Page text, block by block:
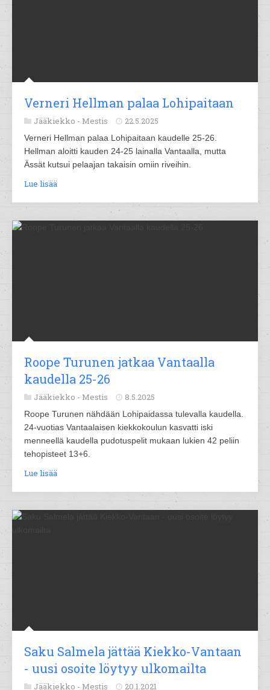
Verneri Hellman palaa Lohipaitaan
Jääkiekko - Mestis 22.5.2025
Verneri Hellman palaa Lohipaitaan kaudelle 25-26.
Hellman aloitti kauden 24-25 lainalla Vantaalla, mutta
Ässät kutsui pelaajan takaisin omiin riveihin.
Lue lisää
Roope Turunen jatkaa Vantaalla
kaudella 25-26
Jääkiekko - Mestis 8.5.2025
Roope Turunen nähdään Lohipaidassa tulevalla kaudella.
24-vuotias Vantaalaisen kiekkokoulun kasvatti iski
menneellä kaudella pudotuspelit mukaan lukien 42 peliin
tehopisteet 13+6.
Lue lisää
Saku Salmela jättää Kiekko-Vantaan
- uusi osoite löytyy ulkomailta
Jääkiekko - Mestis 20.1.2021